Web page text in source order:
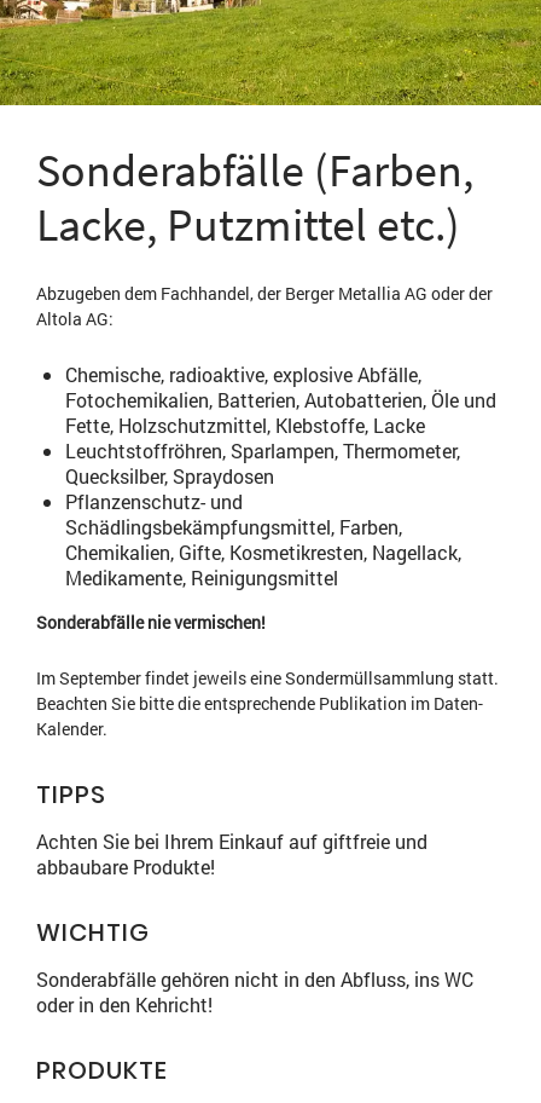
Sonderabfälle (Farben,
Lacke, Putzmittel etc.)
Abzugeben dem Fachhandel, der Berger Metallia AG oder der
Altola AG:
Chemische, radioaktive, explosive Abfälle,
Fotochemikalien, Batterien, Autobatterien, Öle und
Fette, Holzschutzmittel, Klebstoffe, Lacke
Leuchtstoffröhren, Sparlampen, Thermometer,
Quecksilber, Spraydosen
Pflanzenschutz- und
Schädlingsbekämpfungsmittel, Farben,
Chemikalien, Gifte, Kosmetikresten, Nagellack,
Medikamente, Reinigungsmittel
Sonderabfälle nie vermischen!
Im September findet jeweils eine Sondermüllsammlung statt.
Beachten Sie bitte die entsprechende Publikation im Daten-
Kalender.
TIPPS
Achten Sie bei Ihrem Einkauf auf giftfreie und
abbaubare Produkte!
WICHTIG
Sonderabfälle gehören nicht in den Abfluss, ins WC
oder in den Kehricht!
PRODUKTE